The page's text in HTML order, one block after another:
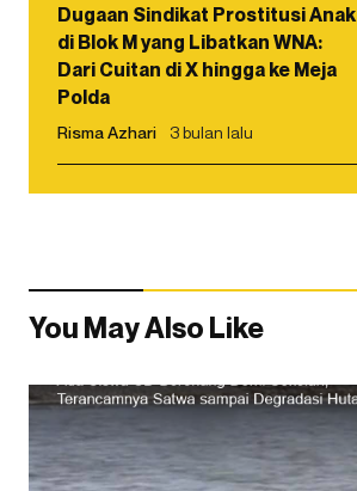
Dugaan Sindikat Prostitusi Anak
di Blok M yang Libatkan WNA:
Dari Cuitan di X hingga ke Meja
Polda
Risma Azhari 3 bulan lalu
You May Also Like